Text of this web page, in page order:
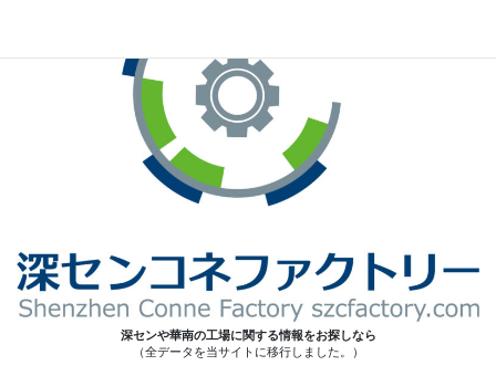
深センや華南の工場に関する情報をお探しなら
（全データを当サイトに移行しました。）